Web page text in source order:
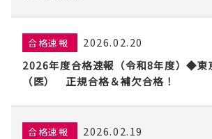
合格速報
2026.02.20
2026年度合格速報（令和8年度）◆東
（医） 正規合格＆補欠合格！
合格速報
2026.02.19